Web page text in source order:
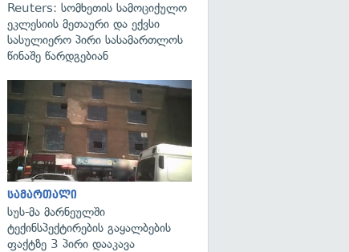
Reuters: სომხეთის სამოციქულო
ეკლესიის მეთაური და ექვსი
სასულიერო პირი სასამართლოს
წინაშე წარდგებიან
სამართალი
სუს-მა მარნეულში
ტექინსპექტირების გაყალბების
ფაქტზე 3 პირი დააკავა